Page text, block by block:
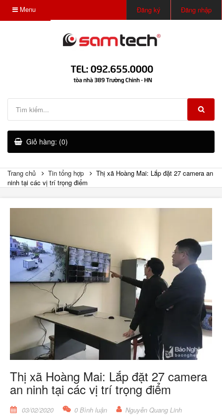
Menu Đăng ký Đăng nhập
Giỏ hàng: (0)
Trang chủ Tin tổng hợp
Thị xã Hoàng Mai: Lắp đặt 27 camera an
ninh tại các vị trí trọng điểm
Thị xã Hoàng Mai: Lắp đặt 27 camera
an ninh tại các vị trí trọng điểm
03/02/2020 0 Bình luận Nguyễn Quang Linh